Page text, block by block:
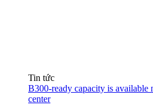
Tin tức
B300-ready capacity is available
center